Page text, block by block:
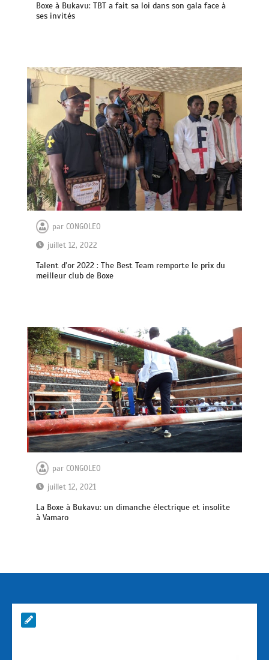
Boxe à Bukavu: TBT a fait sa loi dans son gala face à
ses invités
parCONGOLEO
juillet 12, 2022
Talent d’or 2022 : The Best Team remporte le prix du
meilleur club de Boxe
parCONGOLEO
juillet 12, 2021
La Boxe à Bukavu: un dimanche électrique et insolite
à Vamaro